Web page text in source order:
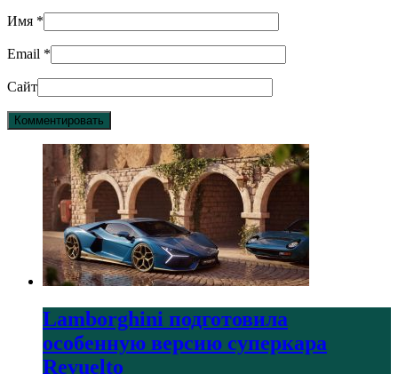
Имя *
Email *
Сайт
Lamborghini подготовила
особенную версию суперкара
Revuelto